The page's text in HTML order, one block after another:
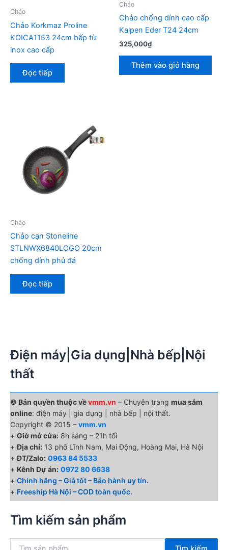
Chảo
Chảo Korkmaz Proline
KOICA1153 24cm bếp từ
inox cao cấp
Đọc tiếp
Chảo
Chảo chống dính cao cấp
Kalpen Eder T24 24cm
325,000₫
Thêm vào giỏ hàng
Chảo
Chảo cạn Stoneline
STLNWX6840LOGO 20cm
chống dính phủ đá
Đọc tiếp
Điện máy|Gia dụng|Nhà bếp|Nội
thất
© Bản quyền thuộc vềvmm.vn – Chuyên trang mua sắm
online: điện máy | gia dụng | nhà bếp | nội thất.
Copyright © 2015 – vmm.vn
+ Giờ mở cửa: 8h sáng – 21h tối
+Địa chỉ: 13 phố Lĩnh Nam, Mai Động, Hoàng Mai, Hà Nội
+ĐT/Zalo: 0963 84 5533
+ Kênh Dự án: 0972 80 6638
+ Chính hãng – Giá tốt – Bảo hành uy tín.
+ Freeship Hà Nội – COD toàn quốc.
Tìm kiếm sản phẩm